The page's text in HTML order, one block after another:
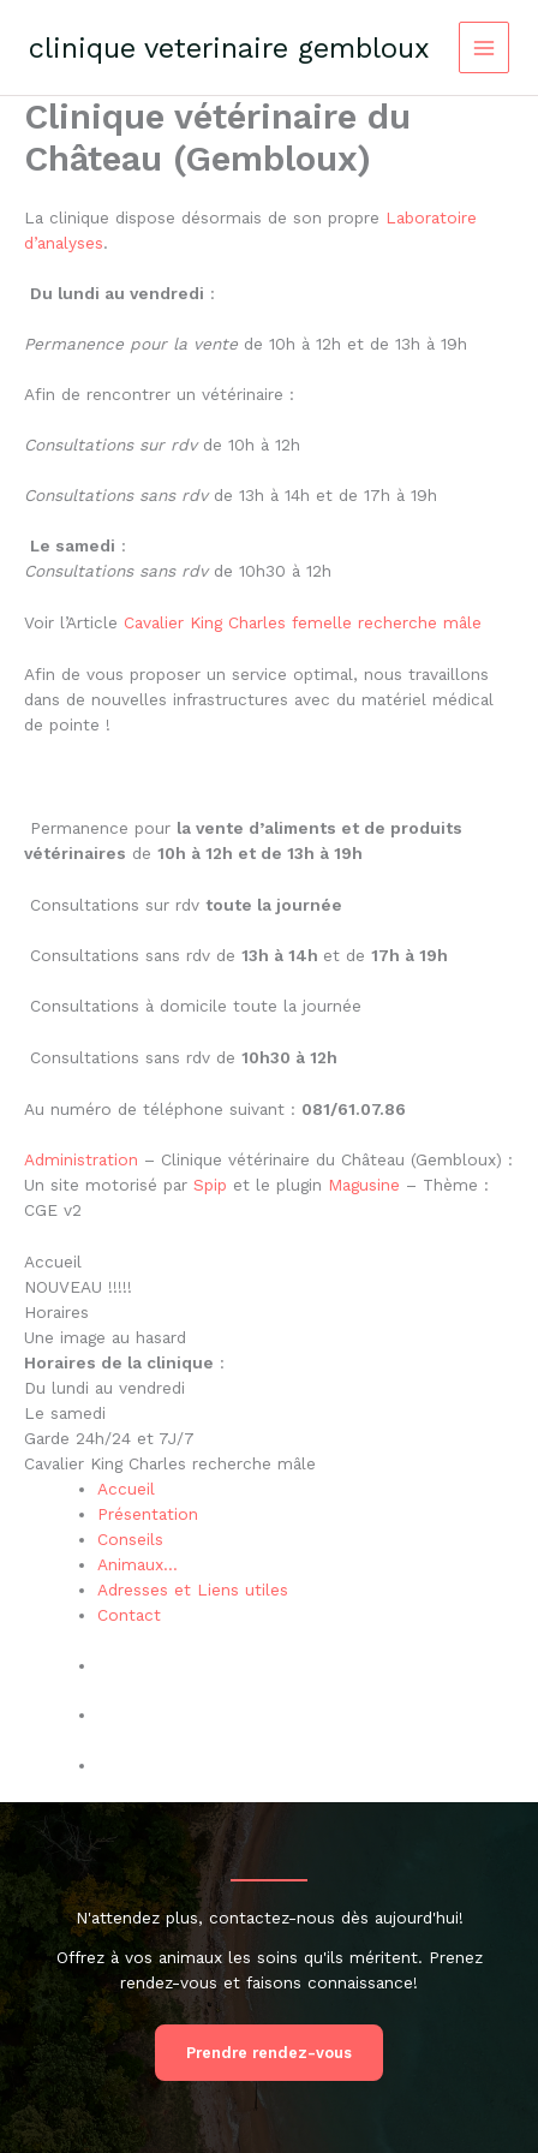
contentclinique veterinaire gembloux
Clinique vétérinaire du
Château (Gembloux)
La clinique dispose désormais de son propre Laboratoire
d’analyses.
Du lundi au vendredi :
Permanence pour la vente de 10h à 12h et de 13h à 19h
Afin de rencontrer un vétérinaire :
Consultations sur rdvde 10h à 12h
Consultations sans rdvde 13h à 14h et de 17h à 19h
Le samedi :
Consultations sans rdvde 10h30 à 12h
Voir l’Article Cavalier King Charles femelle recherche mâle
Afin de vous proposer un service optimal, nous travaillons
dans de nouvelles infrastructures avec du matériel médical
de pointe !
Permanence pour la vente d’aliments et de produits
vétérinaires de 10h à 12h et de 13h à 19h
Consultations sur rdv toute la journée
Consultations sans rdv de 13h à 14h et de 17h à 19h
Consultations à domicile toute la journée
Consultations sans rdv de 10h30 à 12h
Au numéro de téléphone suivant : 081/61.07.86
Administration – Clinique vétérinaire du Château (Gembloux) :
Un site motorisé par Spip et le plugin Magusine – Thème :
CGE v2
Accueil
NOUVEAU !!!!!
Horaires
Une image au hasard
Horaires de la clinique :
Du lundi au vendredi
Le samedi
Garde 24h/24 et 7J/7
Cavalier King Charles recherche mâle
Accueil
Présentation
Conseils
Animaux…
Adresses et Liens utiles
Contact
N'attendez plus, contactez-nous dès aujourd'hui!
Offrez à vos animaux les soins qu'ils méritent. Prenez
rendez-vous et faisons connaissance!
Prendre rendez-vous